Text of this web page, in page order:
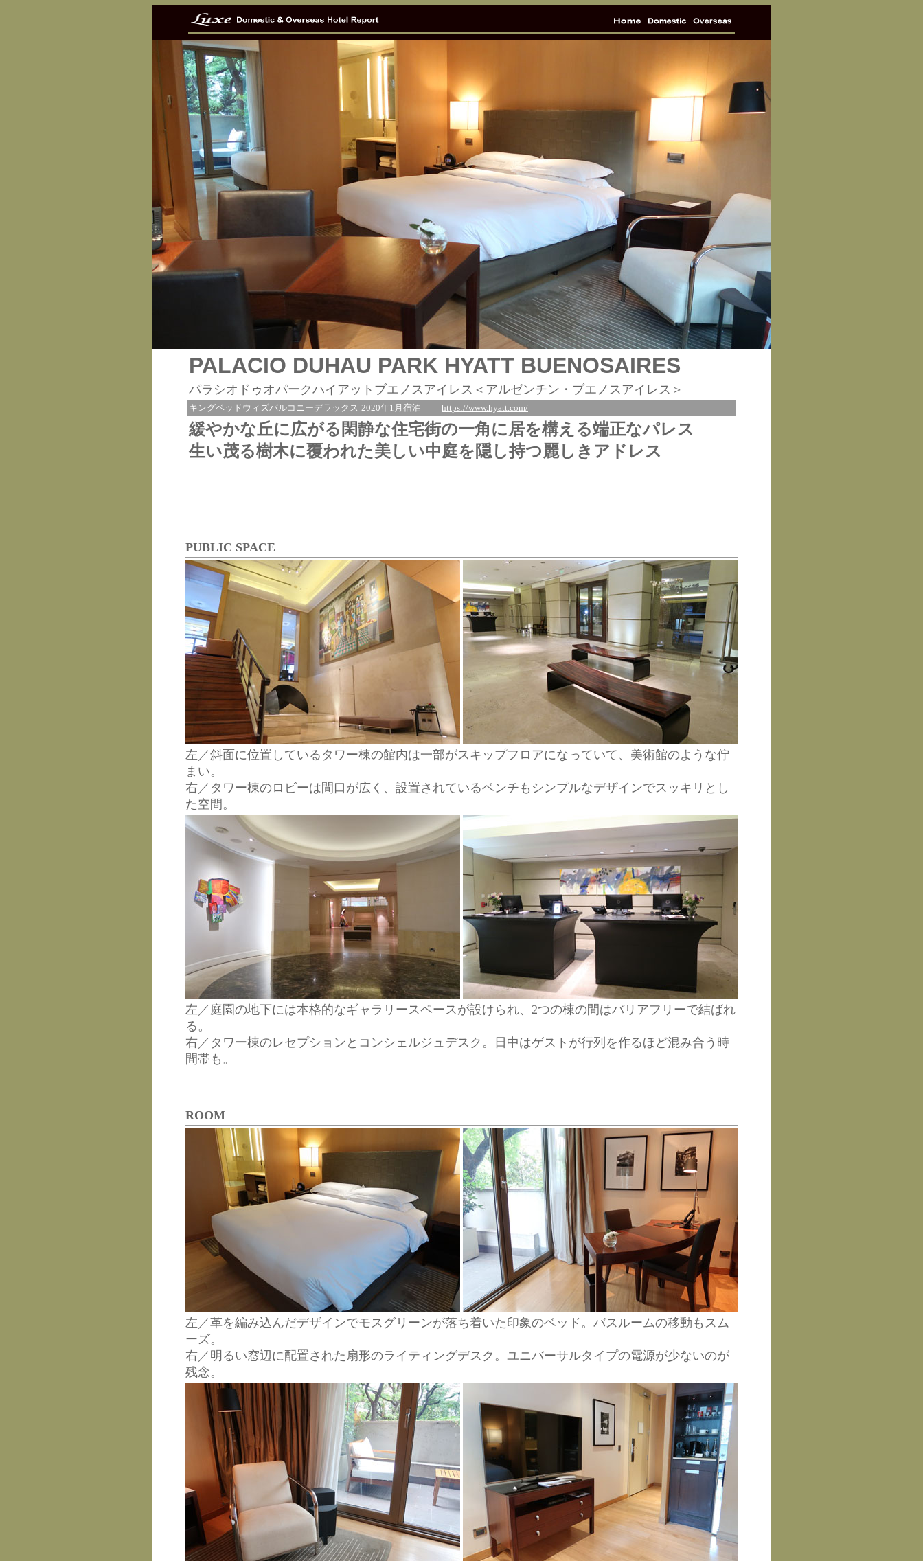
PALACIO DUHAU PARK HYATT BUENOSAIRES
パラシオドゥオパークハイアットブエノスアイレス＜アルゼンチン・ブエノスアイレス＞
キングベッドウィズバルコニーデラックス 2020年1月宿泊 https://www.hyatt.com/
緩やかな丘に広がる閑静な住宅街の一角に居を構える端正なパレス
生い茂る樹木に覆われた美しい中庭を隠し持つ麗しきアドレス
PUBLIC SPACE
左／斜面に位置しているタワー棟の館内は一部がスキップフロアになっていて、美術館のような佇
まい。
右／タワー棟のロビーは間口が広く、設置されているベンチもシンプルなデザインでスッキリとし
た空間。
左／庭園の地下には本格的なギャラリースペースが設けられ、2つの棟の間はバリアフリーで結ばれ
る。
右／タワー棟のレセプションとコンシェルジュデスク。日中はゲストが行列を作るほど混み合う時
間帯も。
ROOM
左／革を編み込んだデザインでモスグリーンが落ち着いた印象のベッド。バスルームの移動もスム
ーズ。
右／明るい窓辺に配置された扇形のライティングデスク。ユニバーサルタイプの電源が少ないのが
残念。